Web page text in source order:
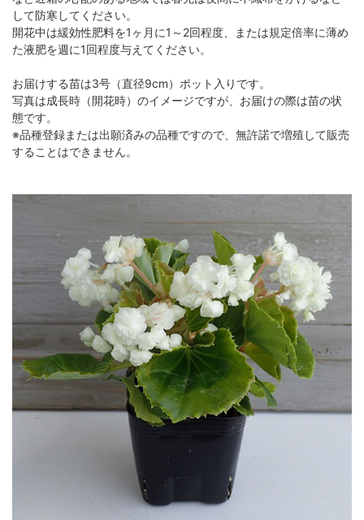
して防寒してください。
開花中は緩効性肥料を1ヶ月に1～2回程度、または規定倍率に薄め
た液肥を週に1回程度与えてください。
お届けする苗は3号（直径9cm）ポット入りです。
写真は成長時（開花時）のイメージですが、お届けの際は苗の状
態です。
※品種登録または出願済みの品種ですので、無許諾で増殖して販売
することはできません。